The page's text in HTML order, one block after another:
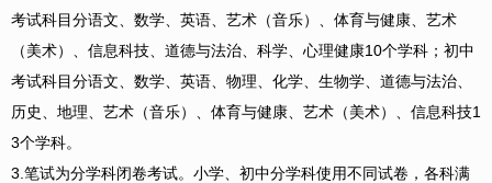
考试科目分语文、数学、英语、艺术（音乐）、体育与健康、艺术
（美术）、信息科技、道德与法治、科学、心理健康10个学科；初中
考试科目分语文、数学、英语、物理、化学、生物学、道德与法治、
历史、地理、艺术（音乐）、体育与健康、艺术（美术）、信息科技1
3个学科。
3.笔试为分学科闭卷考试。小学、初中分学科使用不同试卷，各科满